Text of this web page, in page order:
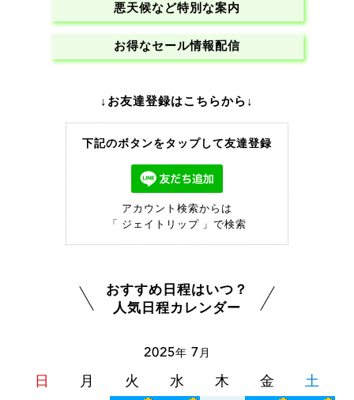
悪天候など特別な案内
お得なセール情報配信
↓お友達登録はこちらから↓
下記のボタンをタップして友達登録
アカウント検索からは
「 ジェイトリップ 」で検索
おすすめ日程はいつ？
人気日程カレンダー
2025年 7月
日 月 火 水 木 金
土